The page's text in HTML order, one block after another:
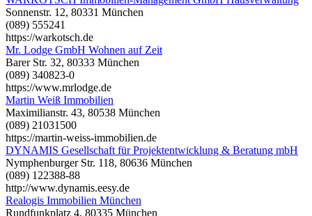
Sonnenstr. 12, 80331 München
(089) 555241
https://warkotsch.de
Mr. Lodge GmbH Wohnen auf Zeit
Barer Str. 32, 80333 München
(089) 340823-0
https://www.mrlodge.de
Martin Weiß Immobilien
Maximilianstr. 43, 80538 München
(089) 21031500
https://martin-weiss-immobilien.de
DYNAMIS Gesellschaft für Projektentwicklung & Beratung mbH
Nymphenburger Str. 118, 80636 München
(089) 122388-88
http://www.dynamis.eesy.de
Realogis Immobilien München
Rundfunkplatz 4, 80335 München